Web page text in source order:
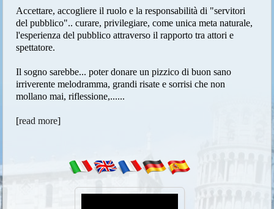
Accettare, accogliere il ruolo e la responsabilità di "servitori
del pubblico".. curare, privilegiare, come unica meta naturale,
l'esperienza del pubblico attraverso il rapporto tra attori e
spettatore.
Il sogno sarebbe... poter donare un pizzico di buon sano
irriverente melodramma, grandi risate e sorrisi che non
mollano mai, riflessione,......
[read more]